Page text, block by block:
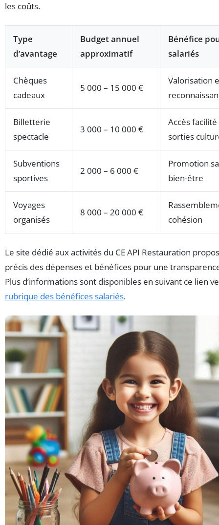
les coûts.
Type
d’avantage
Budget annuel
approximatif
Bénéfice
salariés
Chèques
cadeaux
5 000 – 15 000 €
Valorisation
Billetterie
spectacle
3 000 – 10 000 €
Accès
sorties
Subventions
sportives
2 000 – 6 000 €
Promotion
bien-être
Voyages
organisés
8 000 – 20 000 €
cohésion
Le site dédié aux activités du CE API Restauration
précis des dépenses et bénéfices pour une
Plus d’informations sont disponibles en suivant ce lien
rubrique des bénéfices salariés.